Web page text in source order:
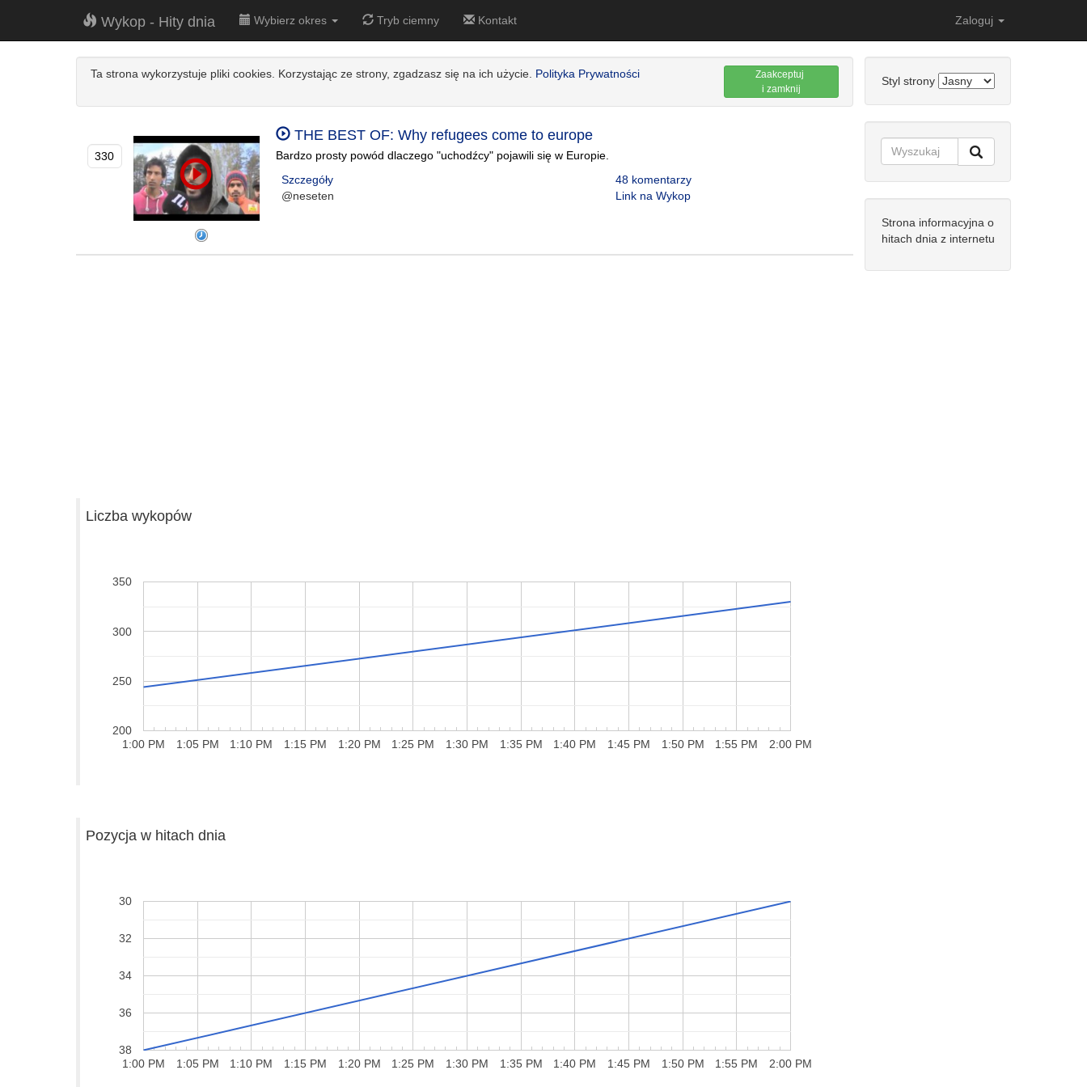
Wykop - Hity dnia Wybierz okres Tryb ciemny Kontakt Zaloguj
Ta strona wykorzystuje pliki cookies. Korzystając ze strony, zgadzasz się na ich użycie. Polityka Prywatności
Zaakceptuj
i zamknij
330
THE BEST OF: Why refugees come to europe
Bardzo prosty powód dlaczego "uchodźcy" pojawili się w Europie.
Szczegóły
@neseten
48 komentarzy
Link na Wykop
Liczba wykopów
1:00 PM 1:05 PM 1:10 PM 1:15 PM 1:20 PM 1:25 PM 1:30 PM 1:35 PM 1:40 PM 1:45 PM 1:50 PM 1:55 PM 2:00 PM
200
250
300
350
Pozycja w hitach dnia
1:00 PM 1:05 PM 1:10 PM 1:15 PM 1:20 PM 1:25 PM 1:30 PM 1:35 PM 1:40 PM 1:45 PM 1:50 PM 1:55 PM 2:00 PM
30
32
34
36
38
Styl strony
Strona informacyjna o
hitach dnia z internetu